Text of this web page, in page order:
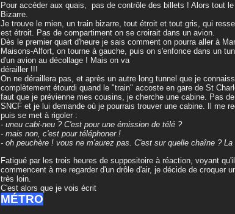
Pour accéder aux quais, pas de contrôle des billets ! Alors tout
Bizarre.
Je trouve le mien, un train bizarre, tout étroit et tout gris, qui
est étroit. Pas de compartiment on se croirait dans un avion.
Dès le premier quart d'heure je sais comment on pourra aller à
Maisons-Alfort, on tourne à gauche, puis on s'enfonce dans un
d'un avion au décollage ! Mais on va
dérailler !!!
On ne déraillera pas, et après un autre long tunnel que je
complètement étourdi quand le "train" accoste en gare de St
faut que je prévienne mes cousins, je cherche une cabine. Pas
SNCF et je lui demande où je pourrais trouver une cabine. Il me
puis se met à rigoler :
- uneu cabi-neu ? C'est pour une émission de télé ?
- mais non, c'est pour téléphoner !
- oh peuchère ! vous ne m'aurez pas. C'est sur quelle chaîne ?
Fatigué par les trois heures de suppositoire à réaction, voyant
commencent à me regarder d'un drôle d'air, je décide de croquer
très loin.
C'est alors que je vois écrit
MÉTRO